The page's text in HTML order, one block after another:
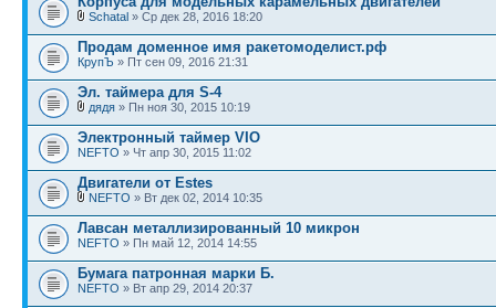
Schatal » Ср дек 28, 2016 18:20
Продам доменное имя ракетомоделист.рф
КрупЪ » Пт сен 09, 2016 21:31
Эл. таймера для S-4
дядя » Пн ноя 30, 2015 10:19
Электронный таймер VIO
NEFTO » Чт апр 30, 2015 11:02
Двигатели от Estes
NEFTO » Вт дек 02, 2014 10:35
Лавсан металлизированный 10 микрон
NEFTO » Пн май 12, 2014 14:55
Бумага патронная марки Б.
NEFTO » Вт апр 29, 2014 20:37